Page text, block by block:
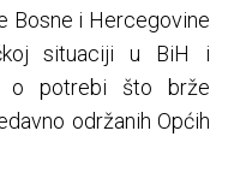
Bosne i Hercegovine
situaciji u BiH i
o potrebi što brže
održanih Općih